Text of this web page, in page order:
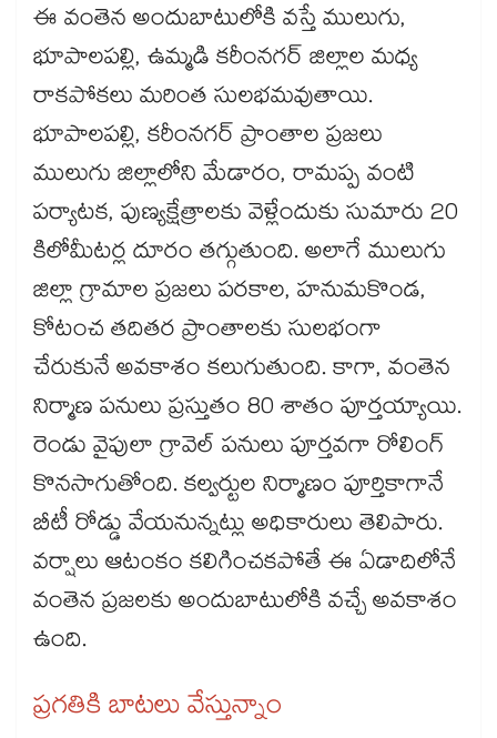
ఈ వంతెన అందుబాటులోకి వస్తే ములుగు,
భూపాలపల్లి, ఉమ్మడి కరీంనగర్ జిల్లాల మధ్య
రాకపోకలు మరింత సులభమవుతాయి.
భూపాలపల్లి, కరీంనగర్ ప్రాంతాల ప్రజలు
ములుగు జిల్లాలోని మేడారం, రామప్ప వంటి
పర్యాటక, పుణ్యక్షేత్రాలకు వెళ్లేందుకు సుమారు 20
కిలోమీటర్ల దూరం తగ్గుతుంది. అలాగే ములుగు
జిల్లా గ్రామాల ప్రజలు పరకాల, హనుమకొండ,
కోటంచ తదితర ప్రాంతాలకు సులభంగా
చేరుకునే అవకాశం కలుగుతుంది. కాగా, వంతెన
నిర్మాణ పనులు ప్రస్తుతం 80 శాతం పూర్తయ్యాయి.
రెండు వైపులా గ్రావెల్ పనులు పూర్తవగా రోలింగ్
కొనసాగుతోంది. కల్వర్టుల నిర్మాణం పూర్తికాగానే
బీటీ రోడ్డు వేయనున్నట్లు అధికారులు తెలిపారు.
వర్షాలు ఆటంకం కలిగించకపోతే ఈ ఏడాదిలోనే
వంతెన ప్రజలకు అందుబాటులోకి వచ్చే అవకాశం
ఉంది.
ప్రగతికి బాటలు వేస్తున్నాం